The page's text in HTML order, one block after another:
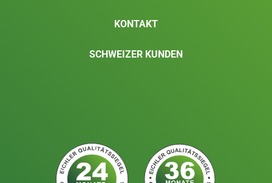
KONTAKT
SCHWEIZER KUNDEN